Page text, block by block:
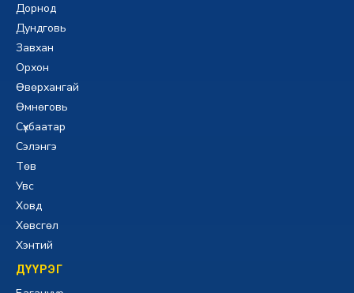
Дорнод
Дундговь
Завхан
Орхон
Өвөрхангай
Өмнөговь
Сүхбаатар
Сэлэнгэ
Төв
Увс
Ховд
Хөвсгөл
Хэнтий
ДҮҮРЭГ